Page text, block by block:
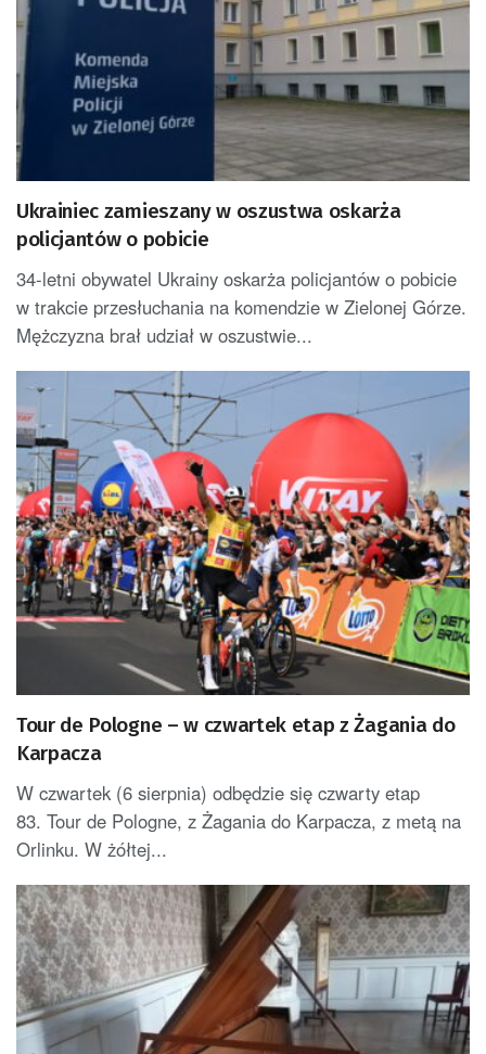
Ukrainiec zamieszany w oszustwa oskarża
policjantów o pobicie
34-letni obywatel Ukrainy oskarża policjantów o pobicie
w trakcie przesłuchania na komendzie w Zielonej Górze.
Mężczyzna brał udział w oszustwie...
Tour de Pologne – w czwartek etap z Żagania do
Karpacza
W czwartek (6 sierpnia) odbędzie się czwarty etap
83. Tour de Pologne, z Żagania do Karpacza, z metą na
Orlinku. W żółtej...